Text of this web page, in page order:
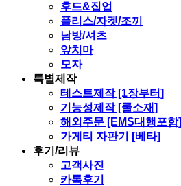
후드&집업
플리스/자켓/조끼
남방/셔츠
앞치마
모자
특별제작
테스트제작 [1장부터]
기능성제작 [쿨소재]
해외주문 [EMS대행포함]
가게티 자판기 [베타]
후기/리뷰
고객사진
카톡후기